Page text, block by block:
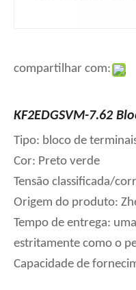
compartilhar com:
KF2EDGSVM-7.62
Tipo: bloco de
Cor: Preto verde
Tensão classificada/
Origem do produto:
Tempo de entrega:
estritamente como o
Capacidade de